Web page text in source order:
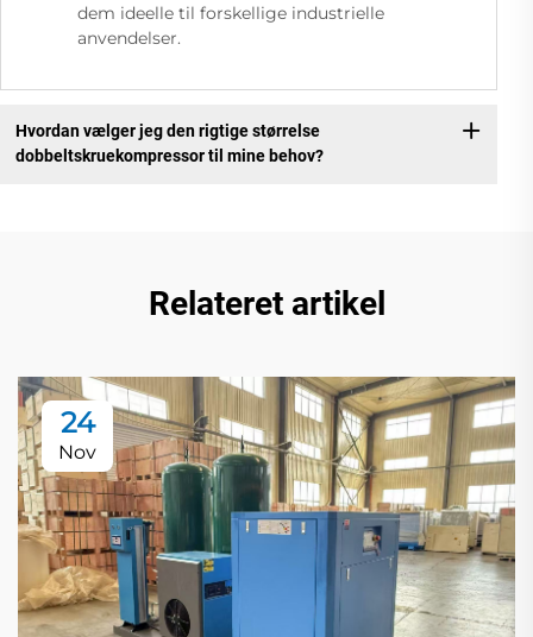
dem ideelle til forskellige industrielle
anvendelser.
Hvordan vælger jeg den rigtige størrelse
dobbeltskruekompressor til mine behov?
Relateret artikel
24
Nov